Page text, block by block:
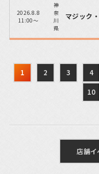
2026.8.8
11:00～
神
奈
川
県
マジック
1 2 3 4
10
店舗